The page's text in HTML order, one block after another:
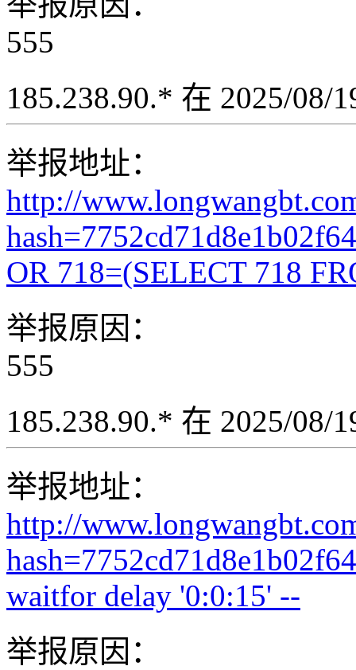
555
185.238.90.* 在 2025/08/
举报地址：
http://
OR 718=(SELECT 718
举报原因：
555
185.238.90.* 在 2025/08/
举报地址：
http://
waitfor delay '0:0:15' --
举报原因：